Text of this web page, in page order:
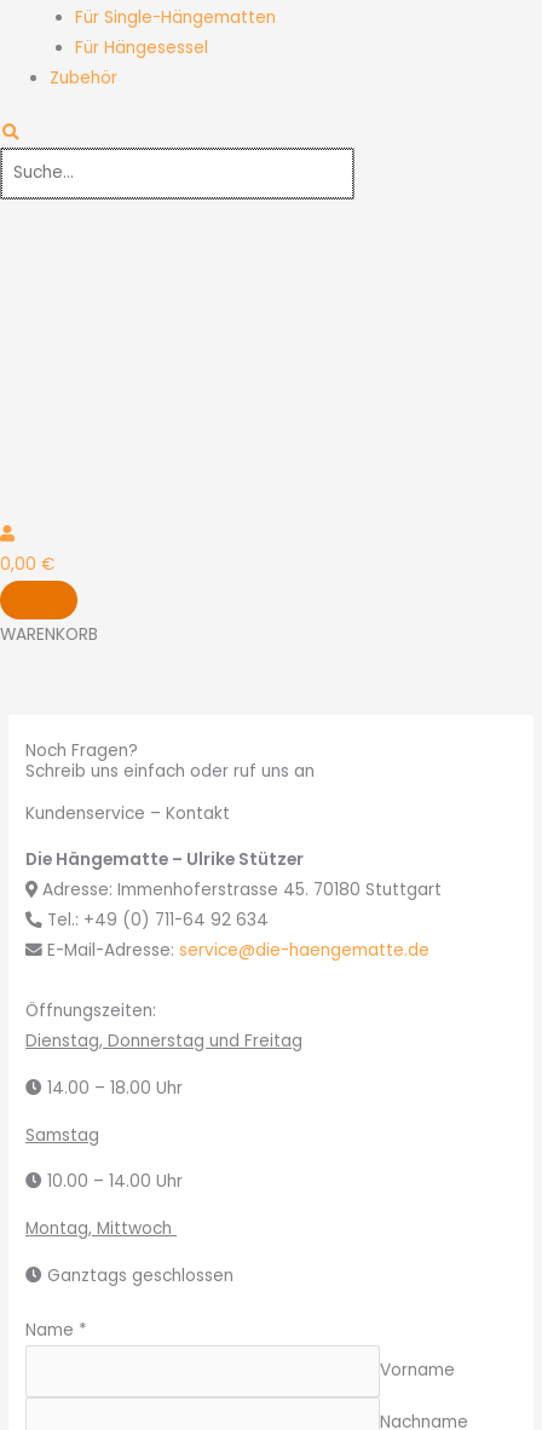
Für Single-Hängematten
Für Hängesessel
Zubehör
0,00 €
WARENKORB
Noch Fragen?
Schreib uns einfach oder ruf uns an
Kundenservice – Kontakt
Die Hängematte – Ulrike Stützer
Adresse: Immenhoferstrasse 45. 70180 Stuttgart
Tel.: +49 (0) 711-64 92 634
E-Mail-Adresse:service@die-haengematte.de
Öffnungszeiten:
Dienstag, Donnerstag und Freitag
14.00 – 18.00 Uhr
Samstag
10.00 – 14.00 Uhr
Montag, Mittwoch
Ganztags geschlossen
Name *
Vorname
Nachname